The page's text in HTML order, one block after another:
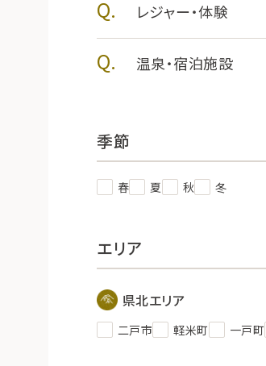
レジャー・体験
温泉・宿泊施設
季節
春 夏 秋 冬
エリア
県北エリア
二戸市 軽米町 一戸町